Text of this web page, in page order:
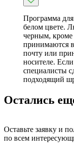
Программа
белом цвете.
черным, кроме
принимаются
почту или
носителе.
специалисты
подходящий
Остались
Оставьте заявку и
по всем